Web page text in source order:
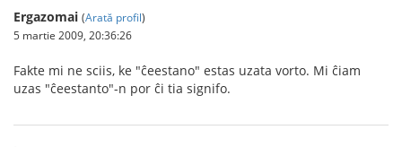
Ergazomai (Arată profil)
5 martie 2009, 20:36:26
Fakte mi ne sciis, ke "ĉeestano" estas uzata vorto. Mi ĉiam
uzas "ĉeestanto"-n por ĉi tia signifo.